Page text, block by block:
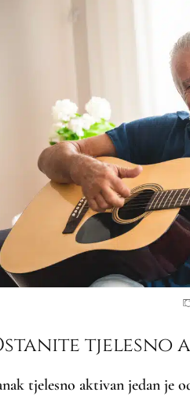
tjelesno
tjelesno aktivan jedan je